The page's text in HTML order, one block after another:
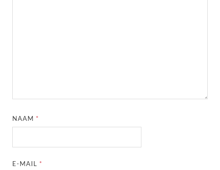
NAAM *
E-MAIL *